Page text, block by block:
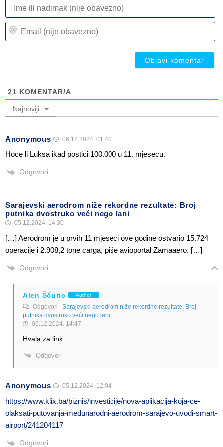
21 KOMENTAR/A
Najnoviji
Anonymous 06.12.2024. 01:40
Hoce li Luksa ikad postici 100.000 u 11. mjesecu.
Odgovori
Sarajevski aerodrom niže rekordne rezultate: Broj
putnika dvostruko veći nego lani
05.12.2024. 14:30
[…] Aerodrom je u prvih 11 mjeseci ove godine ostvario 15.724
operacije i 2.908,2 tone carga, piše avioportal Zamaaero. […]
Odgovori
Alen Šćuric Author
Odgovori Sarajevski aerodrom niže rekordne rezultate: Broj
putnika dvostruko veći nego lani
05.12.2024. 14:47
Hvala za link.
Odgovori
Anonymous 05.12.2024. 12:04
https://www.klix.ba/biznis/investicije/nova-aplikacija-koja-ce-
olaksati-putovanja-medunarodni-aerodrom-sarajevo-uvodi-smart-
airport/241204117
Odgovori